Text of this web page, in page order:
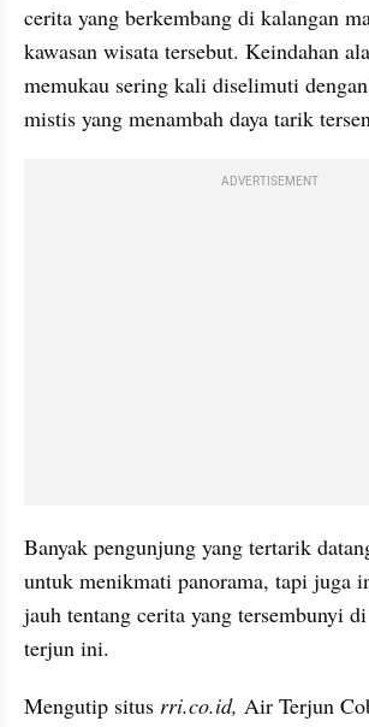
cerita yang berkembang di kalangan
kawasan wisata tersebut. Keindahan
memukau sering kali diselimuti
mistis yang menambah daya tarik
ADVERTISEMENT
Banyak pengunjung yang tertarik
untuk menikmati panorama, tapi juga
jauh tentang cerita yang tersembunyi
terjun ini.
Mengutip situs rri.co.id, Air Terjun